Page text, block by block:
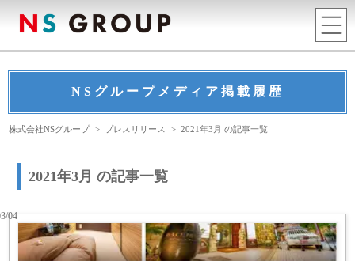
NSグループメディア掲載履歴
株式会社NSグループ > プレスリリース >2021年3月 の記事一覧
2021年3月 の記事一覧
04